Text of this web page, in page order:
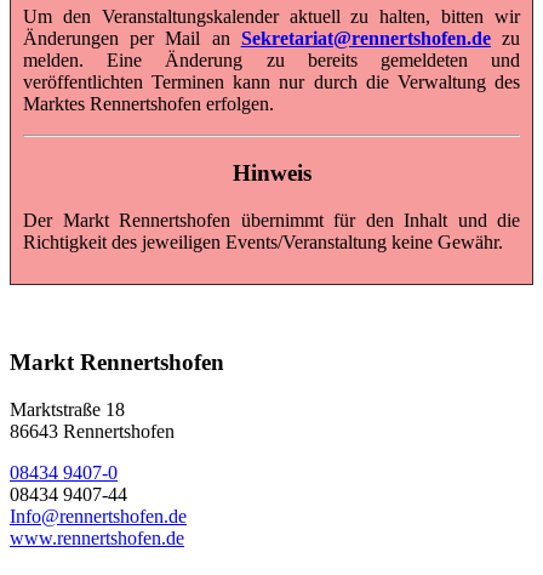
Um den Veranstaltungskalender aktuell zu halten, bitten wir
Änderungen per Mail an Sekretariat@rennertshofen.dezu
melden. Eine Änderung zu bereits gemeldeten und
veröffentlichten Terminen kann nur durch die Verwaltung des
Marktes Rennertshofen erfolgen.
Hinweis
Der Markt Rennertshofen übernimmt für den Inhalt und die
Richtigkeit des jeweiligen Events/Veranstaltung keine Gewähr.
Markt Rennertshofen
Marktstraße 18
86643 Rennertshofen
08434 9407-0
08434 9407-44
Info@rennertshofen.de
www.rennertshofen.de